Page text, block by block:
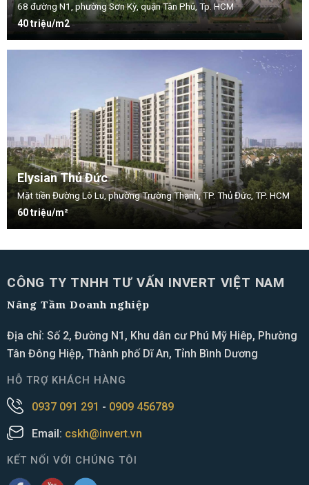
68 đường N1, phường Sơn Kỳ, quận Tân Phú, Tp. HCM
40 triệu/m2
Elysian Thủ Đức
Mặt tiền Đường Lò Lu, phường Trường Thạnh, TP. Thủ Đức, TP. HCM
60 triệu/m²
CÔNG TY TNHH TƯ VẤN INVERT VIỆT NAM
Nâng Tầm Doanh nghiệp
Địa chỉ: Số 2, Đường N1, Khu dân cư Phú Mỹ Hiêp, Phường
Tân Đông Hiệp, Thành phố Dĩ An, Tỉnh Bình Dương
HỖ TRỢ KHÁCH HÀNG
0937 091 291 - 0909 456789
Email: cskh@invert.vn
KẾT NỐI VỚI CHÚNG TÔI